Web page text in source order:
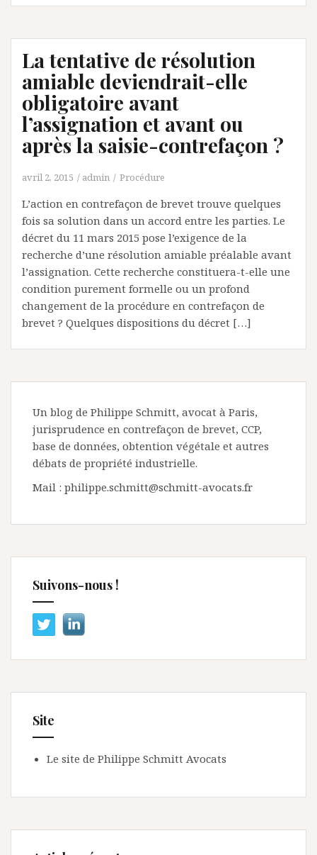
La tentative de résolution
amiable deviendrait-elle
obligatoire avant
l’assignation et avant ou
après la saisie-contrefaçon ?
avril 2, 2015 admin Procédure
L’action en contrefaçon de brevet trouve quelques
fois sa solution dans un accord entre les parties. Le
décret du 11 mars 2015 pose l’exigence de la
recherche d’une résolution amiable préalable avant
l’assignation. Cette recherche constituera-t-elle une
condition purement formelle ou un profond
changement de la procédure en contrefaçon de
brevet ? Quelques dispositions du décret […]
Un blog de Philippe Schmitt, avocat à Paris,
jurisprudence en contrefaçon de brevet, CCP,
base de données, obtention végétale et autres
débats de propriété industrielle.
Mail : philippe.schmitt@schmitt-avocats.fr
Suivons-nous !
Site
Le site de Philippe Schmitt Avocats